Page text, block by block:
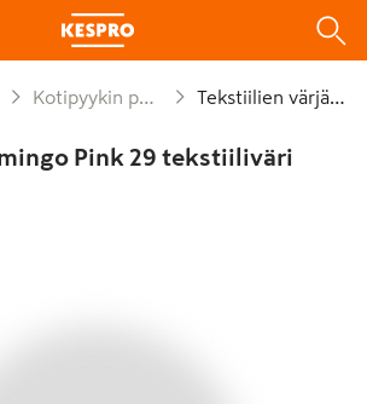
Kotipyykin pesu Tekstiilien värjäys
Pink 29 tekstiiliväri